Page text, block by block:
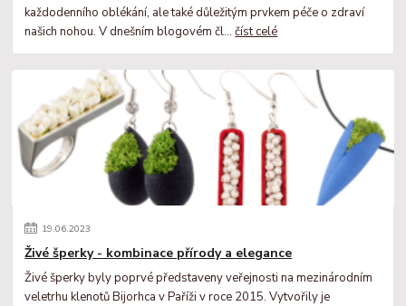
každodenního oblékání, ale také důležitým prvkem péče o zdraví
našich nohou. V dnešním blogovém čl...číst celé
19.06.2023
Živé šperky - kombinace přírody a elegance
Živé šperky byly poprvé představeny veřejnosti na mezinárodním
veletrhu klenotů Bijorhca v Paříži v roce 2015. Vytvořily je